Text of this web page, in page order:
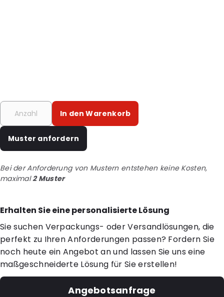
In den Warenkorb
Muster anfordern
Bei der Anforderung von Mustern entstehen keine Kosten,
maximal2 Muster
Erhalten Sie eine personalisierte Lösung
Sie suchen Verpackungs- oder Versandlösungen, die
perfekt zu Ihren Anforderungen passen? Fordern Sie
noch heute ein Angebot an und lassen Sie uns eine
maßgeschneiderte Lösung für Sie erstellen!
Angebotsanfrage